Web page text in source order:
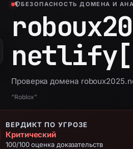
БЕЗОПАСНОСТЬ ДОМЕНА И
Проверка домена
“Roblox”
ВЕРДИКТ ПО УГРОЗЕ
Критический
100/100 оценка доказательств